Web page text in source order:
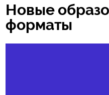
Новые
форматы